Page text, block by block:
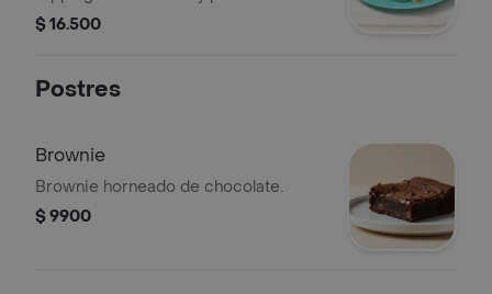
Recuerda calentarlos 10s en el
$ 16.500
Postres
Brownie
Brownie horneado de chocolate.
$ 9900